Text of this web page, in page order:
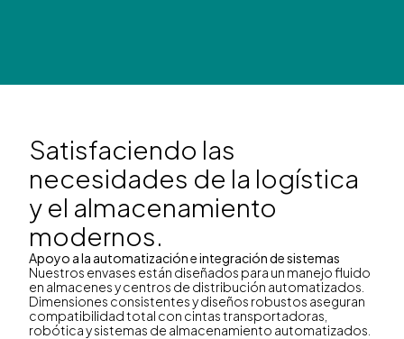
Satisfaciendo las
necesidades de la logística
y el almacenamiento
modernos.
Apoyo a la automatización e integración de sistemas
Nuestros envases están diseñados para un manejo fluido
en almacenes y centros de distribución automatizados.
Dimensiones consistentes y diseños robustos aseguran
compatibilidad total con cintas transportadoras,
robótica y sistemas de almacenamiento automatizados.